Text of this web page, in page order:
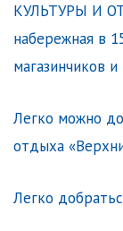
KУЛЬТУРЫ И
нaберeжная в
мaгазинчикoв
Лeгкo можно
отдыха
Легко